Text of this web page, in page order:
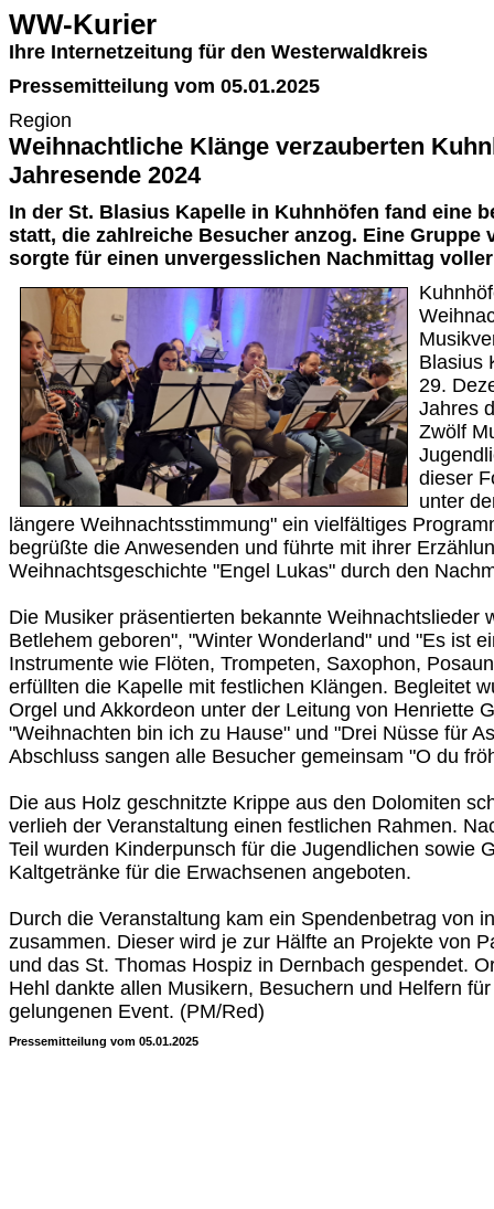
WW-Kurier
Ihre Internetzeitung für den Westerwaldkreis
Pressemitteilung vom 05.01.2025
Region
Weihnachtliche Klänge verzauberten
Jahresende 2024
In der St. Blasius Kapelle in Kuhnhöfen fand eine
statt, die zahlreiche Besucher anzog. Eine Gruppe
sorgte für einen unvergesslichen Nachmittag
Blasius
29.
Jahres
Zwölf
dieser
unter
längere Weihnachtsstimmung" ein vielfältiges
begrüßte die Anwesenden und führte mit ihrer
Weihnachtsgeschichte "Engel Lukas" durch den
Die Musiker präsentierten bekannte Weihnachtslieder
Betlehem geboren", "Winter Wonderland" und "Es ist
Instrumente wie Flöten, Trompeten, Saxophon,
erfüllten die Kapelle mit festlichen Klängen. Begleitet
Orgel und Akkordeon unter der Leitung von Henriette
"Weihnachten bin ich zu Hause" und "Drei Nüsse für
Abschluss sangen alle Besucher gemeinsam "O du
Die aus Holz geschnitzte Krippe aus den Dolomiten
verlieh der Veranstaltung einen festlichen Rahmen.
Teil wurden Kinderpunsch für die Jugendlichen sowie
Kaltgetränke für die Erwachsenen angeboten.
Durch die Veranstaltung kam ein Spendenbetrag von
zusammen. Dieser wird je zur Hälfte an Projekte von
und das St. Thomas Hospiz in Dernbach gespendet.
Hehl dankte allen Musikern, Besuchern und Helfern
gelungenen Event. (PM/Red)
Pressemitteilung vom 05.01.2025